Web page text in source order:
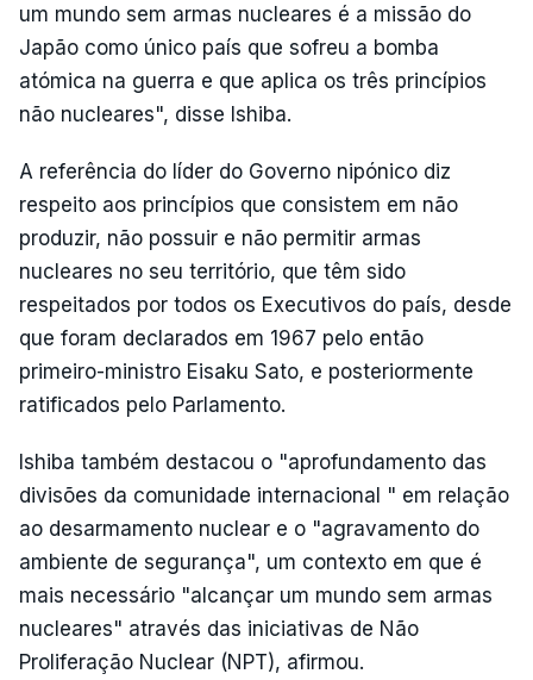
um mundo sem armas nucleares é a missão do
Japão como único país que sofreu a bomba
atómica na guerra e que aplica os três princípios
não nucleares", disse Ishiba.
A referência do líder do Governo nipónico diz
respeito aos princípios que consistem em não
produzir, não possuir e não permitir armas
nucleares no seu território, que têm sido
respeitados por todos os Executivos do país, desde
que foram declarados em 1967 pelo então
primeiro-ministro Eisaku Sato, e posteriormente
ratificados pelo Parlamento.
Ishiba também destacou o "aprofundamento das
divisões da comunidade internacional " em relação
ao desarmamento nuclear e o "agravamento do
ambiente de segurança", um contexto em que é
mais necessário "alcançar um mundo sem armas
nucleares" através das iniciativas de Não
Proliferação Nuclear (NPT), afirmou.